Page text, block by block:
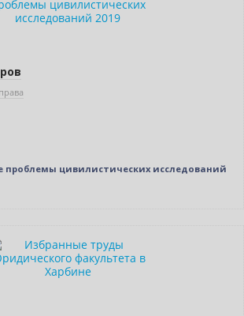
проблемы цивилистических исследований